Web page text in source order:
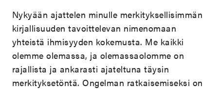
Nykyään ajattelen minulle merkityksellisimmän
kirjallisuuden tavoittelevan nimenomaan
yhteistä ihmisyyden kokemusta. Me kaikki
olemme olemassa, ja olemassaolomme on
rajallista ja ankarasti ajateltuna täysin
merkityksetöntä. Ongelman ratkaisemiseksi on